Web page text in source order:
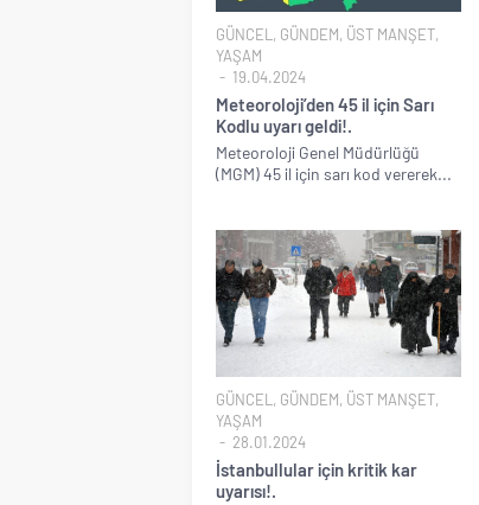
GÜNCEL , GÜNDEM, ÜST MANŞET,
YAŞAM
19.04.2024
Meteoroloji’den 45 il için Sarı
Kodlu uyarı geldi!.
Meteoroloji Genel Müdürlüğü
(MGM) 45 il için sarı kod vererek...
GÜNCEL , GÜNDEM, ÜST MANŞET,
YAŞAM
28.01.2024
İstanbullular için kritik kar
uyarısı!.